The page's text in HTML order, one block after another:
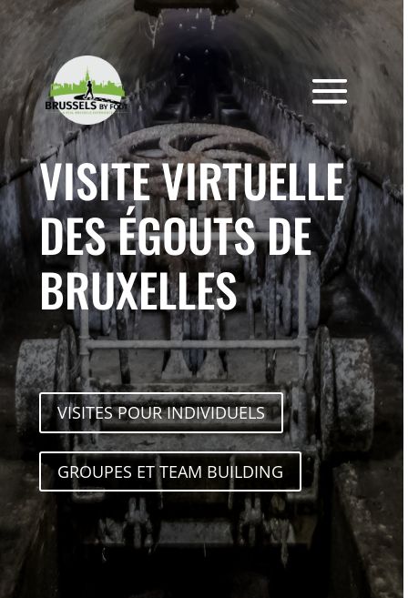
Skip
content
VISITE VIRTUELLE
DES ÉGOUTS DE
BRUXELLES
VISITES POUR INDIVIDUELS
GROUPES ET TEAM BUILDING